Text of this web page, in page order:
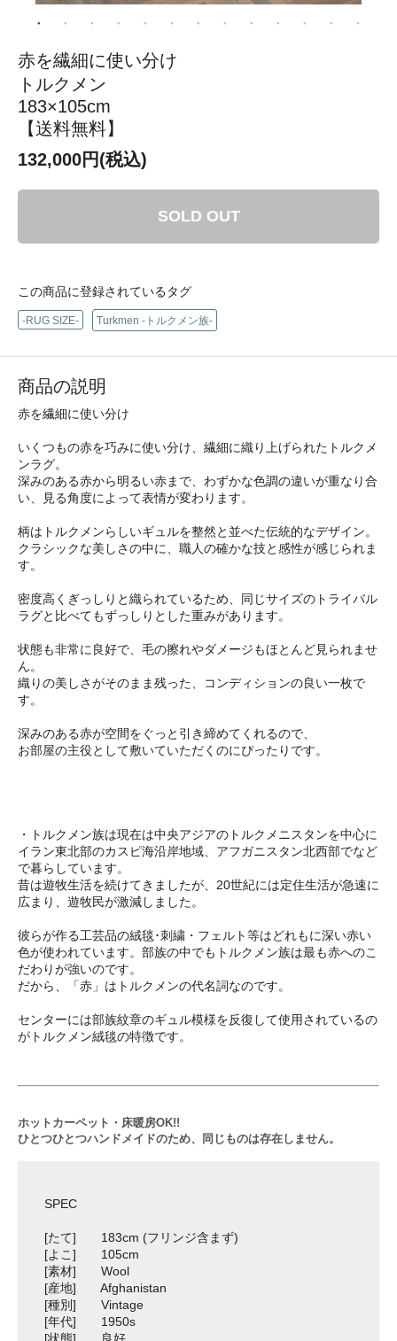
赤を繊細に使い分け
トルクメン
183×105cm
【送料無料】
132,000円(税込)
SOLD OUT
この商品に登録されているタグ
-RUG SIZE- Turkmen -トルクメン族-
商品の説明
赤を繊細に使い分け
いくつもの赤を巧みに使い分け、繊細に織り上げられたトルクメ
ンラグ。
深みのある赤から明るい赤まで、わずかな色調の違いが重なり合
い、見る角度によって表情が変わります。
柄はトルクメンらしいギュルを整然と並べた伝統的なデザイン。
クラシックな美しさの中に、職人の確かな技と感性が感じられま
す。
密度高くぎっしりと織られているため、同じサイズのトライバル
ラグと比べてもずっしりとした重みがあります。
状態も非常に良好で、毛の擦れやダメージもほとんど見られませ
ん。
織りの美しさがそのまま残った、コンディションの良い一枚で
す。
深みのある赤が空間をぐっと引き締めてくれるので、
お部屋の主役として敷いていただくのにぴったりです。
・トルクメン族は現在は中央アジアのトルクメニスタンを中心に
イラン東北部のカスピ海沿岸地域、アフガニスタン北西部でなど
で暮らしています。
昔は遊牧生活を続けてきましたが、20世紀には定住生活が急速に
広まり、遊牧民が激減しました。
彼らが作る工芸品の絨毯･刺繍・フェルト等はどれもに深い赤い
色が使われています。部族の中でもトルクメン族は最も赤へのこ
だわりが強いのです。
だから、「赤」はトルクメンの代名詞なのです。
センターには部族紋章のギュル模様を反復して使用されているの
がトルクメン絨毯の特徴です。
ホットカーペット・床暖房OK!!
ひとつひとつハンドメイドのため、同じものは存在しません。
SPEC
[たて] 183cm (フリンジ含まず)
[よこ] 105cm
[素材] Wool
[産地] Afghanistan
[種別] Vintage
[年代] 1950s